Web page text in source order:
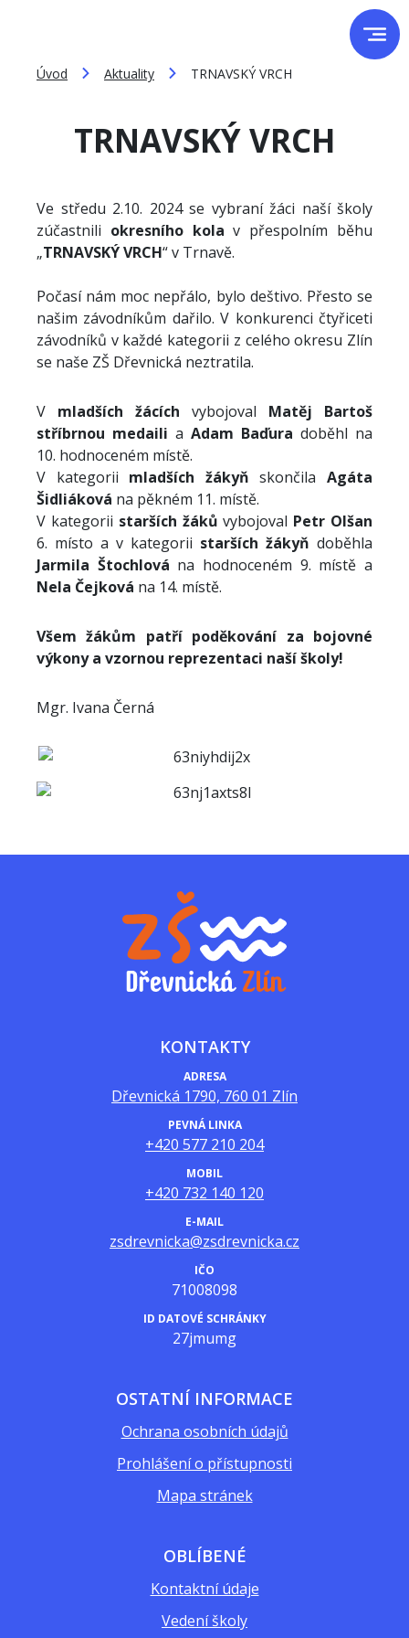
Úvod Aktuality TRNAVSKÝ VRCH
TRNAVSKÝ VRCH
Ve středu 2.10. 2024 se vybraní žáci naší školy
zúčastnili okresního kola v přespolním běhu
„TRNAVSKÝ VRCH“ v Trnavě.
Počasí nám moc nepřálo, bylo deštivo. Přesto se
našim závodníkům dařilo. V konkurenci čtyřiceti
závodníků v každé kategorii z celého okresu Zlín
se naše ZŠ Dřevnická neztratila.
V mladších žácích vybojoval Matěj Bartoš
stříbrnou medaili a Adam Baďura doběhl na
10. hodnoceném místě.
V kategorii mladších žákyň skončilaAgáta
Šidliáková na pěkném 11. místě.
V kategorii starších žáků vybojoval Petr Olšan
6. místo a v kategorii starších žákyň doběhla
Jarmila Štochlová na hodnoceném 9. místě a
Nela Čejková na 14. místě.
Všem žákům patří poděkování za bojovné
výkony a vzornou reprezentaci naší školy!
Mgr. Ivana Černá
KONTAKTY
ADRESA
Dřevnická 1790, 760 01 Zlín
PEVNÁ LINKA
+420 577 210 204
MOBIL
+420 732 140 120
E-MAIL
zsdrevnicka@zsdrevnicka.cz
IČO
71008098
ID DATOVÉ SCHRÁNKY
27jmumg
OSTATNÍ INFORMACE
Ochrana osobních údajů
Prohlášení o přístupnosti
Mapa stránek
OBLÍBENÉ
Kontaktní údaje
Vedení školy